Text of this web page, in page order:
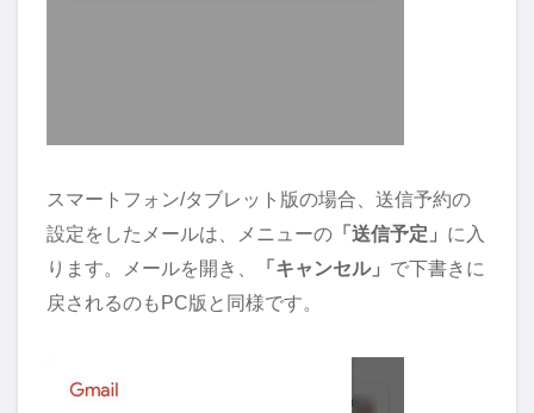
スマートフォン/タブレット版の場合、送信予約の
設定をしたメールは、メニューの 「送信予定」 に入
ります。メールを開き、
「キャンセル」 で下書きに
戻されるのもPC版と同様です。